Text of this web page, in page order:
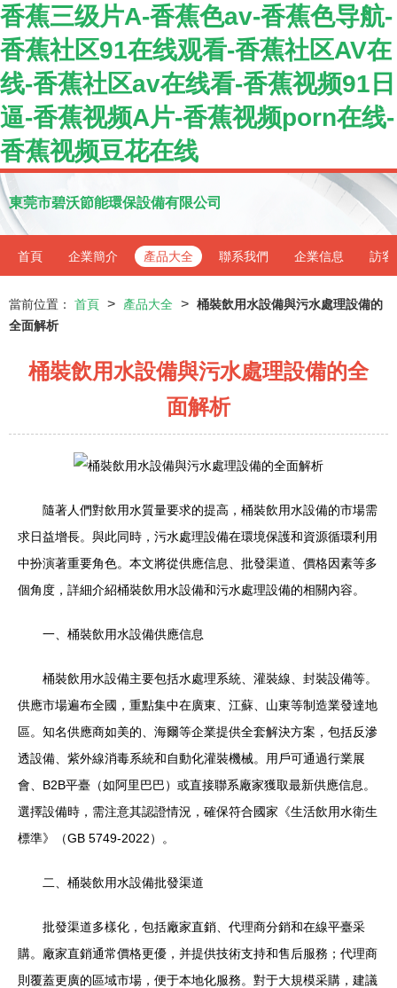
香蕉三级片A-香蕉色av-香蕉色导航-
香蕉社区91在线观看-香蕉社区AV在
线-香蕉社区av在线看-香蕉视频91日
逼-香蕉视频A片-香蕉视频porn在线-
香蕉视频豆花在线
東莞市碧沃節能環保設備有限公司
首頁 企業簡介 產品大全 聯系我們 企業信息 訪客
當前位置： 首頁 > 產品大全 > 桶裝飲用水設備與污水處理設備的
全面解析
桶裝飲用水設備與污水處理設備的全
面解析
隨著人們對飲用水質量要求的提高，桶裝飲用水設備的市場需
求日益增長。與此同時，污水處理設備在環境保護和資源循環利用
中扮演著重要角色。本文將從供應信息、批發渠道、價格因素等多
個角度，詳細介紹桶裝飲用水設備和污水處理設備的相關內容。
一、桶裝飲用水設備供應信息
桶裝飲用水設備主要包括水處理系統、灌裝線、封裝設備等。
供應市場遍布全國，重點集中在廣東、江蘇、山東等制造業發達地
區。知名供應商如美的、海爾等企業提供全套解決方案，包括反滲
透設備、紫外線消毒系統和自動化灌裝機械。用戶可通過行業展
會、B2B平臺（如阿里巴巴）或直接聯系廠家獲取最新供應信息。
選擇設備時，需注意其認證情況，確保符合國家《生活飲用水衛生
標準》（GB 5749-2022）。
二、桶裝飲用水設備批發渠道
批發渠道多樣化，包括廠家直銷、代理商分銷和在線平臺采
購。廠家直銷通常價格更優，并提供技術支持和售后服務；代理商
則覆蓋更廣的區域市場，便于本地化服務。對于大規模采購，建議